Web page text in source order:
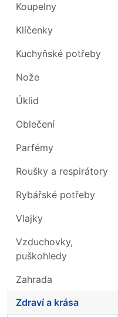
Koupelny
Klíčenky
Kuchyňské potřeby
Nože
Úklid
Oblečení
Parfémy
Roušky a respirátory
Rybářské potřeby
Vlajky
Vzduchovky,
puškohledy
Zahrada
Zdraví a krása